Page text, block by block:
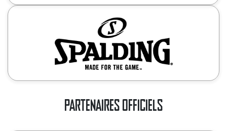
PARTENAIRES OFFICIELS